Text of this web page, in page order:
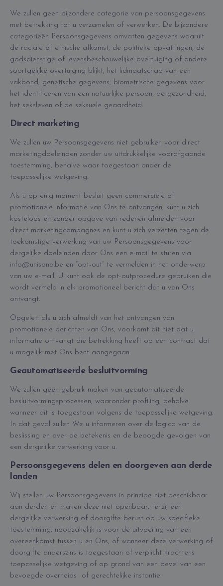
We zullen geen bijzondere categorie van persoonsgegevens
met betrekking tot u verzamelen of verwerken. De bijzondere
categorieën Persoonsgegevens omvatten gegevens waaruit
de raciale of etnische afkomst, de politieke opvattingen, de
godsdienstige of levensbeschouwelijke overtuiging of andere
soortgelijke overtuiging blijkt, het lidmaatschap van een
vakbond, genetische gegevens, biometrische gegevens voor
het identificeren van een natuurlijke persoon, de gezondheid,
het seksleven of de seksuele geaardheid.
Direct marketing
We zullen uw Persoonsgegevens niet gebruiken voor direct
marketingdoeleinden zonder uw uitdrukkelijke voorafgaande
toestemming, behalve waar toegestaan onder de
toepasselijke wetgeving.
Als u op enig moment besluit geen commerciële of
promotionele informatie van Ons te ontvangen, kunt u zich
kosteloos en zonder opgave van redenen afmelden voor
direct marketingcampagnes en kunt u zich verzetten tegen de
toekomstige verwerking van uw Persoonsgegevens voor
dergelijke doeleinden door Ons een e-mail te sturen via
info@unisono.be en “opt-out” te vermelden in het onderwerp
van uw e-mail. U kunt ook de opt-outprocedure gebruiken die
wordt vermeld in elk promotioneel bericht dat u van Ons
ontvangt.
Opgelet: als u zich afmeldt van het ontvangen van
promotionele berichten van Ons, voorkomt dit niet dat u
informatie ontvangt die betrekking heeft op een contract dat
u mogelijk met Ons bent aangegaan.
Geautomatiseerde besluitvorming
We zullen geen gebruik maken van geautomatiseerde
besluitvormingsprocessen, waaronder profiling, behalve
wanneer dit is toegestaan volgens de toepasselijke wetgeving.
In dat geval zullen We u informeren over de logica van de
beslissing en over de betekenis en de beoogde gevolgen van
een dergelijke verwerking voor u.
Persoonsgegevens delen en doorgeven aan derde
landen
Wij stellen uw Persoonsgegevens in principe niet beschikbaar
aan derden en maken deze niet openbaar, tenzij een
dergelijke verwerking of doorgifte berust op uw specifieke
toestemming, noodzakelijk is voor de uitvoering van een
overeenkomst tussen u en Ons, of wanneer deze verwerking of
doorgifte anderszins is toegestaan of verplicht krachtens
toepasselijke wetgeving of op grond van een bevel van een
bevoegde overheids of gerechtelijke instantie.